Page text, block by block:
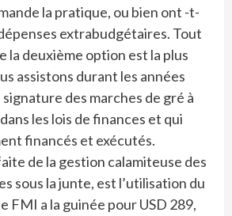
la pratique, ou bien ont -t-
extrabudgétaires. Tout
la deuxième option est la plus
assistons durant les années
des marches de gré à
les lois de finances et qui
financés et exécutés.
de la gestion calamiteuse des
sous la junte, est l’utilisation du
FMI a la guinée pour USD 289,